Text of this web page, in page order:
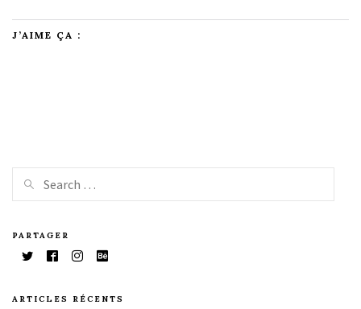
J’AIME ÇA :
PARTAGER
ARTICLES RÉCENTS